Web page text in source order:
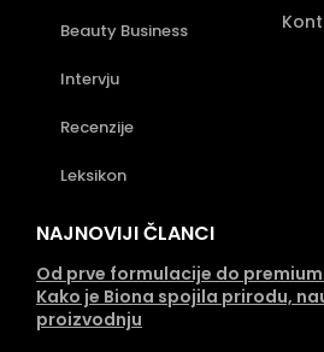
Beauty Business
Intervju
Recenzije
Leksikon
NAJNOVIJI ČLANCI
Od prve formulacije do
Kako je Biona spojila prirodu,
proizvodnju